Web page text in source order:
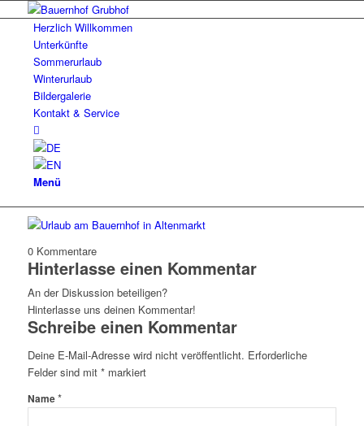
Herzlich Willkommen
Unterkünfte
Sommerurlaub
Winterurlaub
Bildergalerie
Kontakt & Service
Menü
0 Kommentare
Hinterlasse einen Kommentar
An der Diskussion beteiligen?
Hinterlasse uns deinen Kommentar!
Schreibe einen Kommentar
Deine E-Mail-Adresse wird nicht veröffentlicht. Erforderliche
Felder sind mit *markiert
Name*